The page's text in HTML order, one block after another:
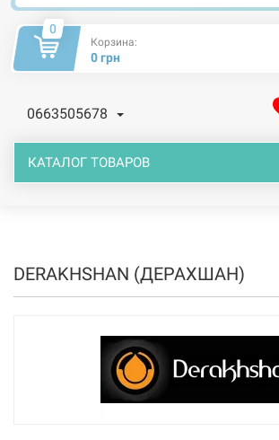
0
Корзина:
0 грн
0663505678
КАТАЛОГ ТОВАРОВ
DERAKHSHAN (ДЕРАХШАН)